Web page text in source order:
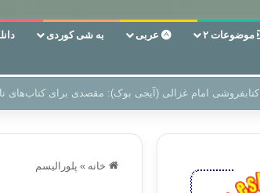
موضوعات ۲ عربی به شی کوردی
سر دفتر فساد در زمین‌، دوری وکناره‌گیری از راه خداست‌!
خانه » پلورالیسم